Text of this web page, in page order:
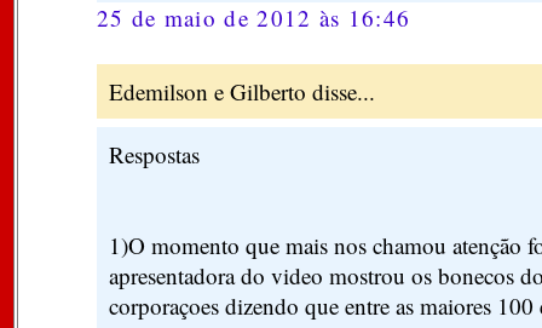
25 de maio de 2012 às 16:46
Edemilson e Gilberto disse...
Respostas
1)O momento que mais nos chamou atenção
apresentadora do video mostrou os bonecos
corporaçoes dizendo que entre as maiores